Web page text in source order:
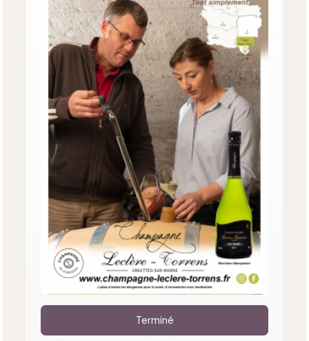
Terminé